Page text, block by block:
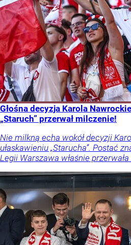
Głośna decyzja Karola
„Staruch” przerwał milczenie!
Nie milkną echa wokół decyzji
ułaskawieniu „Starucha”. Postać
Legii Warszawa właśnie